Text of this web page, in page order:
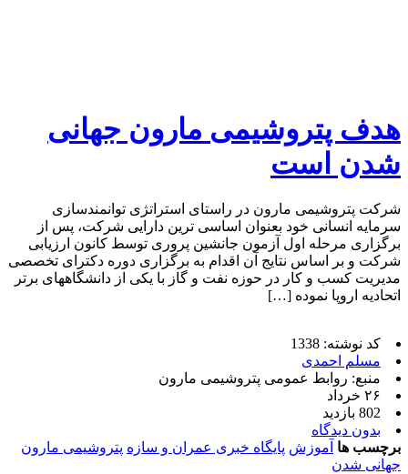
هدف پتروشیمی مارون جهانی
شدن است
شرکت پتروشیمی مارون در راستای استراتژی توانمندسازی
سرمایه انسانی خود بعنوان اساسی ترین دارایی شرکت، پس از
برگزاری مرحله اول آزمون جانشین پروری توسط کانون ارزیابی
شرکت و بر اساس نتایج آن اقدام به برگزاری دوره دکترای تخصصی
مدیریت کسب و کار در حوزه نفت و گاز با یکی از دانشگاههای برتر
اتحادیه اروپا نموده […]
کد نوشته: 1338
مسلم احمدی
منبع: روابط عمومی پتروشیمی مارون
۲۶ خرداد
802 بازدید
بدون دیدگاه
برچسب ها آموزش پایگاه خبری عمران و سازه پتروشیمی مارون
جهانی شدن